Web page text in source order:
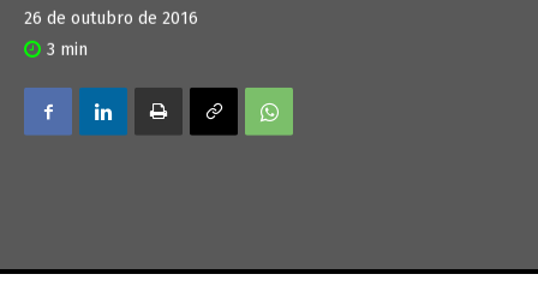
26 de outubro de 2016
3 min